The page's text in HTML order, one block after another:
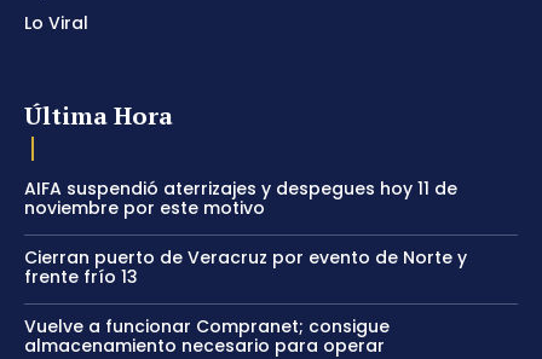
Lo Viral
Última Hora
AIFA suspendió aterrizajes y despegues hoy 11 de
noviembre por este motivo
Cierran puerto de Veracruz por evento de Norte y
frente frío 13
Vuelve a funcionar Compranet; consigue
almacenamiento necesario para operar